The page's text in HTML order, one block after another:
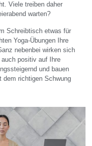
Viele treiben daher
warten?
Schreibtisch etwas für
Yoga-Übungen Ihre
nebenbei wirken sich
positiv auf Ihre
und bauen
dem richtigen Schwung